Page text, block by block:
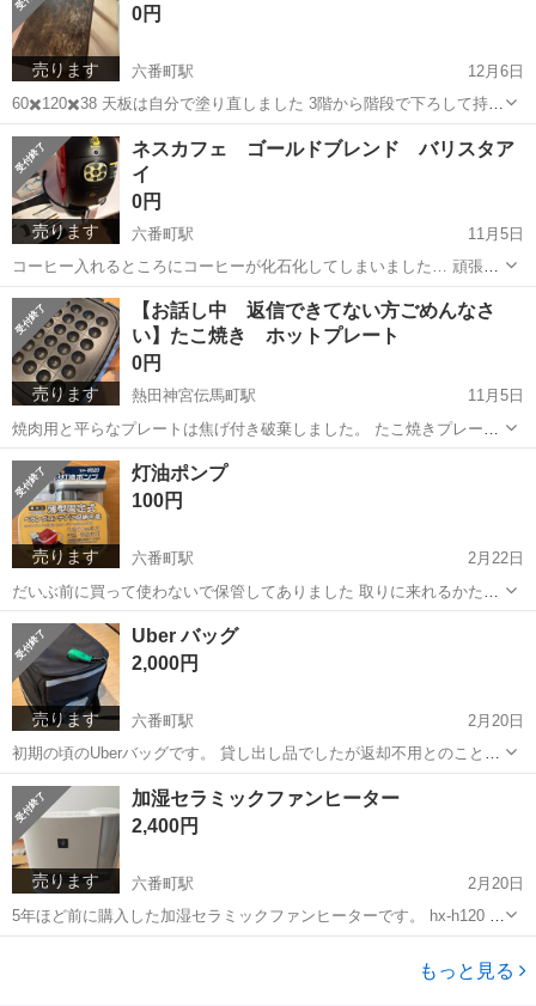
カーボンヒーター
売ります
0円
六番町駅
12月6日
60✖️120✖️38 天板は自分で塗り直しました 3階から階段で下ろして持っ
て行っていただける方よろしくお願いします
愛知 名古屋市 カーペット/マット/ラグ 階段
売ります
ネスカフェ ゴールドブレンド バリスタア
イ
0円
六番町駅
11月5日
コーヒー入れるところにコーヒーが化石化してしまいました… 頑張っ
て洗って使えそうな方お願いします。 湯垢洗浄剤は新品です。
愛知 名古屋市 六番町駅 キッチン家電 新品
売ります
【お話し中 返信できてない方ごめんなさ
い】たこ焼き ホットプレート
0円
熱田神宮伝馬町駅
11月5日
焼肉用と平らなプレートは焦げ付き破棄しました。 たこ焼きプレート
は1.2回しか使用していないのできれいです。 たこ焼きプレートはきれ
いですが、下は焼肉でかなり使用しております。 明日11/6の19:45に
「イオンタウン熱田...
愛知 名古屋市 熱田神宮伝馬町駅
たこ焼き
売ります
灯油ポンプ
100円
六番町駅
2月22日
だいぶ前に買って使わないで保管してありました 取りに来れるかた、
よろしくお願いします。
愛知 名古屋市 六番町駅
よろしくお願いします
売ります
Uber バッグ
2,000円
六番町駅
2月20日
初期の頃のUberバッグです。 貸し出し品でしたが返却不用とのことで
したので Uberやりたい方や大量にお買い物する方など使ってください
あんまり使ってないのでキレイです。 5枚目の内部の写真は上下に仕
切れる仕切りです。 ...
愛知 名古屋市 Uber
売ります
加湿セラミックファンヒーター
2,400円
六番町駅
2月20日
5年ほど前に購入した加湿セラミックファンヒーターです。 hx-h120 説
明書で検索して説明書で概要確認ください！ 【購入時価格】確か
20,000円ぐらい 【サイズ】450×180×417㎜ 【傷などの状態】とくに目
もっと見る